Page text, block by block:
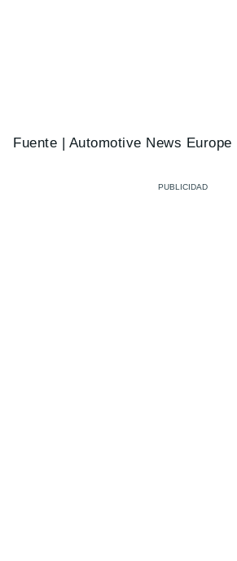
Fuente | Automotive News Europe